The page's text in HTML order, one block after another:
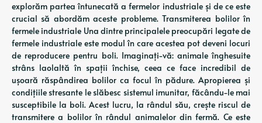
explorăm partea întunecată a fermelor industriale și de ce este
crucial să abordăm aceste probleme. Transmiterea bolilor în
fermele industriale Una dintre principalele preocupări legate de
fermele industriale este modul în care acestea pot deveni locuri
de reproducere pentru boli. Imaginați-vă: animale înghesuite
strâns laolaltă în spații închise, ceea ce face incredibil de
ușoară răspândirea bolilor ca focul în pădure. Apropierea și
condițiile stresante le slăbesc sistemul imunitar, făcându-le mai
susceptibile la boli. Acest lucru, la rândul său, crește riscul de
transmitere a bolilor în rândul animalelor din fermă. Ce este